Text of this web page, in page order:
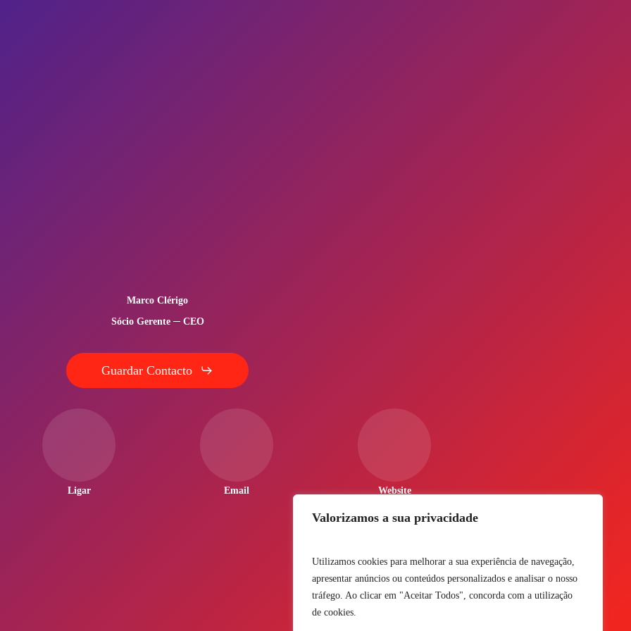
Valorizamos a sua privacidade
Utilizamos cookies para melhorar a sua experiência de navegação,
apresentar anúncios ou conteúdos personalizados e analisar o nosso
tráfego. Ao clicar em "Aceitar Todos", concorda com a utilização
de cookies.
Marco Clérigo
Sócio Gerente ─ CEO
Guardar Contacto
Ligar Email Website